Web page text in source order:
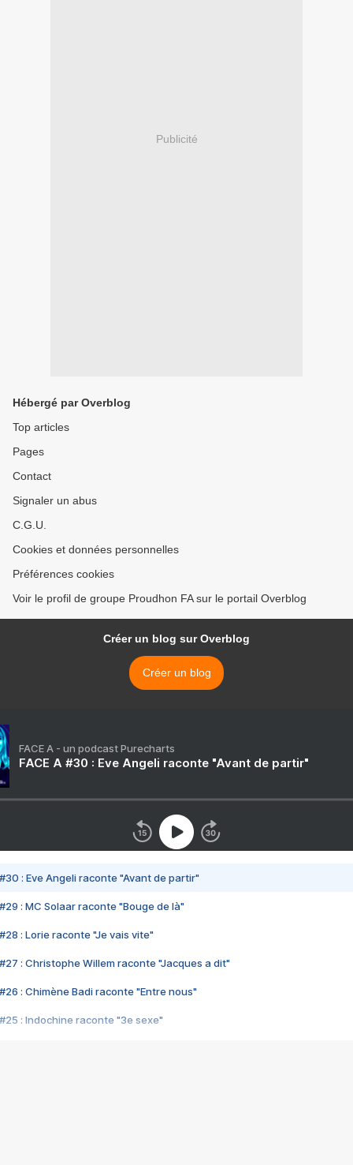
Publicité
Hébergé par Overblog
Top articles
Pages
Contact
Signaler un abus
C.G.U.
Cookies et données personnelles
Préférences cookies
Voir le profil de groupe Proudhon FA sur le portail Overblog
Créer un blog sur Overblog
Créer un blog
FACE A - un podcast Purecharts
FACE A #30 : Eve Angeli raconte "Avant de partir"
#30 : Eve Angeli raconte "Avant de partir"
#29 : MC Solaar raconte "Bouge de là"
#28 : Lorie raconte "Je vais vite"
#27 : Christophe Willem raconte "Jacques a dit"
#26 : Chimène Badi raconte "Entre nous"
#25 : Indochine raconte "3e sexe"